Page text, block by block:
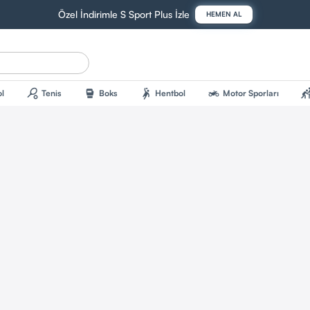
Özel İndirimle S Sport Plus İzle HEMEN AL
sports_tennis Tenis sports_mma Boks sports_handball Hentbol two_wheeler Motor Sporları